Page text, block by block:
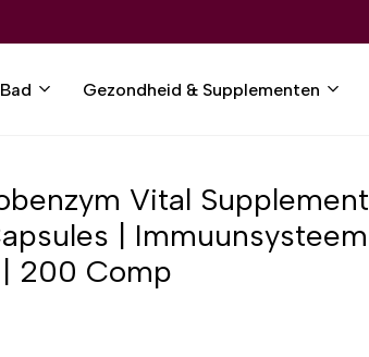
Gezondheid & Supplementen
Vital Supplement |
| Immuunsysteem
200 Comp